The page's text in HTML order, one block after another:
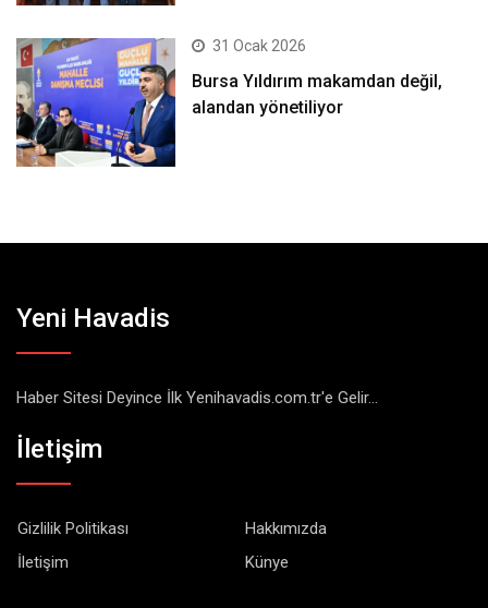
31 Ocak 2026
Bursa Yıldırım makamdan değil,
alandan yönetiliyor
Yeni Havadis
Haber Sitesi Deyince İlk Yenihavadis.com.tr'e Gelir...
İletişim
Gizlilik Politikası
Hakkımızda
İletişim
Künye